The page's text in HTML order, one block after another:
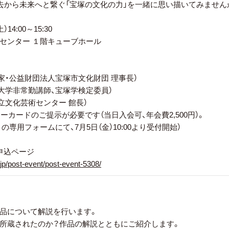
から未来へと繋ぐ「宝塚の文化の力」を一緒に思い描いてみません
14:00～15:30
ンター １階キューブホール
財団法人宝塚市文化財団 理事長）
勤講師、宝塚学検定委員）
化芸術センター 館長）
ードのご提示が必要です（当日入会可、年会費2,500円）。
用フォームにて、7月5日（金）10:00より受付開始）
込ページ
post-event/post-event-5308/
について解説を行います。
蔵されたのか？作品の解説とともにご紹介します。